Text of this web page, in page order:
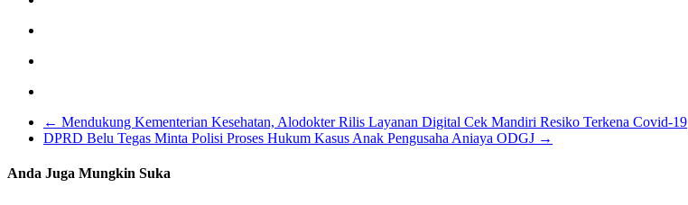
← Mendukung Kementerian Kesehatan, Alodokter Rilis Layanan Digital Cek Mandiri Resiko Terkena Covid-19
DPRD Belu Tegas Minta Polisi Proses Hukum Kasus Anak Pengusaha Aniaya ODGJ →
Anda Juga Mungkin Suka